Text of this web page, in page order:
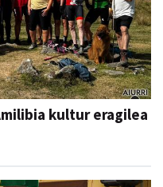
kultur eragilea